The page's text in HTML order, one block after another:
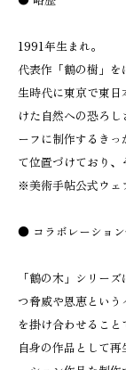
1991年生まれ。
代表作「鶴の樹」
生時代に東京で東
けた自然への恐ろ
ーフに制作するき
て位置づけており、
※美術手帖公式ウェ
● コラボレーショ
「鶴の木」シリー
つ脅威や恩恵とい
を掛け合わせるこ
自身の作品として